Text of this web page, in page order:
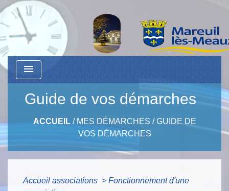
menu
Guide de vos démarches
ACCUEIL/ MES DÉMARCHES /GUIDE DE
VOS DÉMARCHES
Accueil associations > Fonctionnement d'une